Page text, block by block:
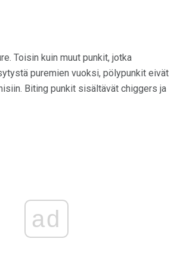
Toisin kuin muut punkit, jotka
puremien vuoksi, pölypunkit eivät
Biting punkit sisältävät chiggers ja
ad